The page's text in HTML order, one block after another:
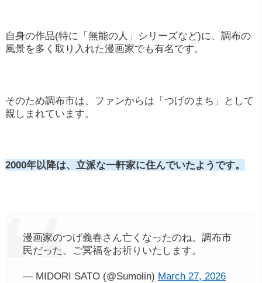
自身の作品(特に「無能の人」シリーズなど)に、調布の
風景を多く取り入れた漫画家でも有名です。
そのため調布市は、ファンからは「つげのまち」として
親しまれています。
2000年以降は、立派な一軒家に住んでいたようです。
漫画家のつげ義春さん亡くなったのね。調布市
民だった。ご冥福をお祈りいたします。
— MIDORI SATO (@Sumolin) March 27, 2026